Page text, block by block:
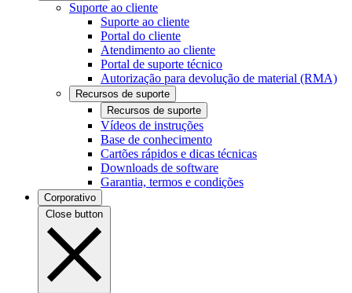
Suporte ao cliente
Suporte ao cliente
Portal do cliente
Atendimento ao cliente
Portal de suporte técnico
Autorização para devolução de material (RMA)
Recursos de suporte
Recursos de suporte
Vídeos de instruções
Base de conhecimento
Cartões rápidos e dicas técnicas
Downloads de software
Garantia, termos e condições
Corporativo
Close button